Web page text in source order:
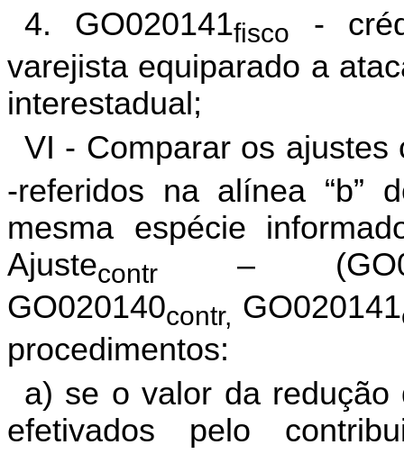
4. GO020141fisco
-
varejista equiparado a
interestadual;
VI - Comparar os ajustes
-referidos na alínea “b”
mesma espécie
Ajustecontr
–
GO020140contr, GO020141
procedimentos:
a) se o valor da
efetivados pelo